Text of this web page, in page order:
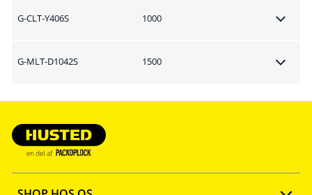
G-CLT-Y406S 1000
G-MLT-D1042S 1500